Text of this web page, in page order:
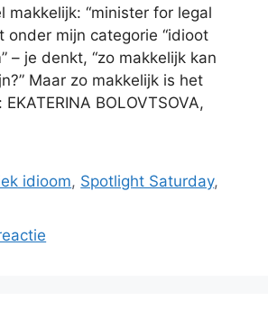
makkelijk: “minister for legal
onder mijn categorie “idioot
– je denkt, “zo makkelijk kan
Maar zo makkelijk is het
BOLOVTSOVA,
idioom, Spotlight Saturday,